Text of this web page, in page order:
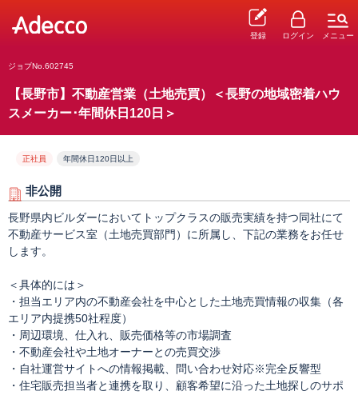
登録 ログイン メニュー
ジョブNo.602745
【長野市】不動産営業（土地売買）＜長野の地域密着ハウ
スメーカー･年間休日120日＞
正社員 年間休日120日以上
非公開
長野県内ビルダーにおいてトップクラスの販売実績を持つ同社にて
不動産サービス室（土地売買部門）に所属し、下記の業務をお任せ
します。
＜具体的には＞
・担当エリア内の不動産会社を中心とした土地売買情報の収集（各
エリア内提携50社程度）
・周辺環境、仕入れ、販売価格等の市場調査
・不動産会社や土地オーナーとの売買交渉
・自社運営サイトへの情報掲載、問い合わせ対応※完全反響型
・住宅販売担当者と連携を取り、顧客希望に沿った土地探しのサポ